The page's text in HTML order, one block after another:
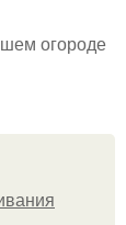
огороде